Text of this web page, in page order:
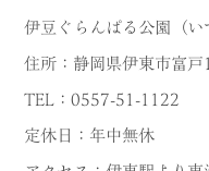
伊豆ぐらんぱる公園（い
住所：静岡県伊東市富戸
TEL：0557-51-1122
定休日：年中無休